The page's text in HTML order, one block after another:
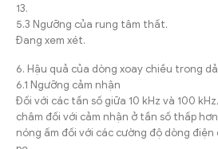
13.
5.3 Ngưỡng của rung tâm thất.
Đang xem xét.
6. Hậu quả của dòng xoay chiều trong
6.1 Ngưỡng cảm nhận
Đối với các tần số giữa 10 kHz và 100
châm đối với cảm nhận ở tần số thấp
nóng ấm đối với các cường độ dòng